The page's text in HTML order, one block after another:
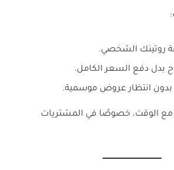
روتينك الشخصي.
بدل دفع السعر الكامل.
انتظار عروض موسمية.
مع الوقت، خصوصًا في المشتريات